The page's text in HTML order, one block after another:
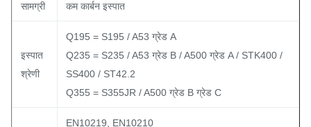
सामग्री कम कार्बन इस्पात
इस्पात
श्रेणी
Q195 = S195 / A53 ग्रेड A
Q235 = S235 / A53 ग्रेड B / A500 ग्रेड A / STK400 /
SS400 / ST42.2
Q355 = S355JR / A500 ग्रेड B ग्रेड C
EN10219, EN10210